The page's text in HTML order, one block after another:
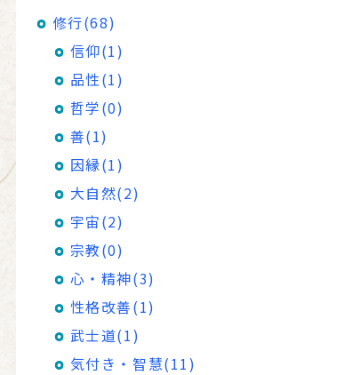
修行(68)
信仰(1)
品性(1)
哲学(0)
善(1)
因縁(1)
大自然(2)
宇宙(2)
宗教(0)
心・精神(3)
性格改善(1)
武士道(1)
気付き・智慧(11)